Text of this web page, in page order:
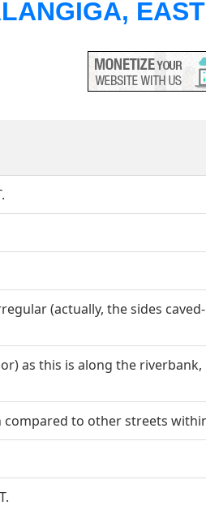
(actually, the sides
as this is along the riverbank,
compared to other streets